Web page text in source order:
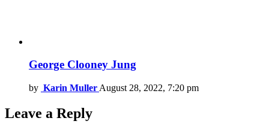
George Clooney Jung
by Karin Muller August 28, 2022, 7:20 pm
Leave a Reply